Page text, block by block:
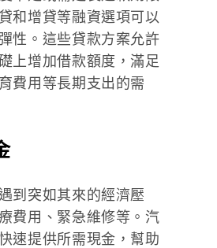
和增貸等融資選項可以
性。這些貸款方案允許
上增加借款額度，滿足
費用等長期支出的需
到突如其來的經濟壓
費用、緊急維修等。汽
速提供所需現金，幫助